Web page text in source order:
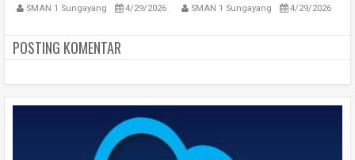
SMAN 1 Sungayang 4/29/2026 SMAN 1 Sungayang 4/29/2026
POSTING KOMENTAR